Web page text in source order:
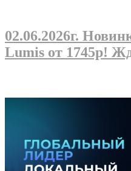
02.06.2026г.
Lumis от 1745р!